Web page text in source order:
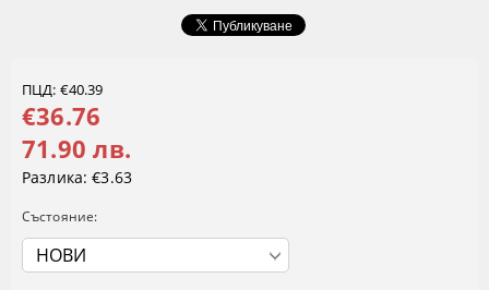
ПЦД: €40.39
€36.76
71.90 лв.
Разлика: €3.63
Състояние: